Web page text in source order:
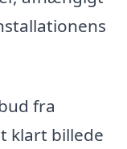
fra
klart billede